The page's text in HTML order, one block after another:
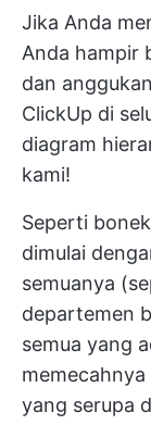
Jika Anda
Anda hampir
dan
ClickUp di
diagram
kami!
Seperti
dimulai
semuanya
departemen
semua yang
yang serupa